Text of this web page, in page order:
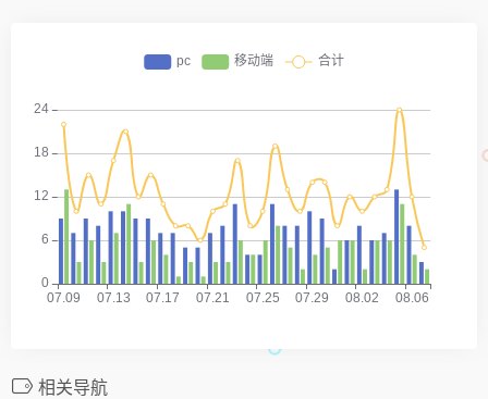
相关导航